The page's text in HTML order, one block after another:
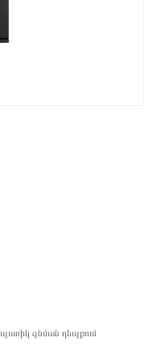
գնման դեպքում